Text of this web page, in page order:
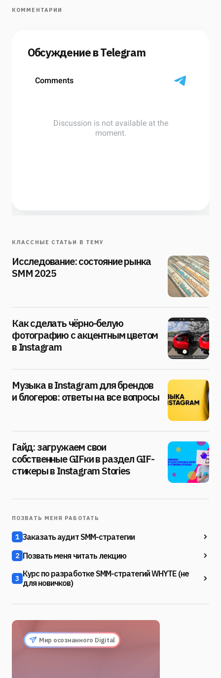
КОММЕНТАРИИ
Обсуждение в Telegram
КЛАССНЫЕ СТАТЬИ В ТЕМУ
Исследование: состояние рынка
SMM 2025
Как сделать чёрно-белую
фотографию с акцентным цветом
в Instagram
Музыка в Instagram для брендов
и блогеров: ответы на все вопросы
Гайд: загружаем свои
собственные GIFки в раздел GIF-
стикеры в Instagram Stories
ПОЗВАТЬ МЕНЯ РАБОТАТЬ
1 Заказать аудит SMM-стратегии
2 Позвать меня читать лекцию
3 Курс по разработке SMM-стратегий WHYTE (не
для новичков)
Мир осознанного Digital